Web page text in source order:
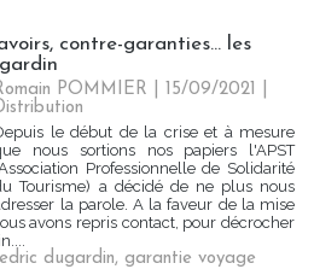
contre-garanties... les
POMMIER | 15/09/2021
le début de la crise et à mesure
nous sortions nos papiers l'APST
Professionnelle de Solidarité
Tourisme) a décidé de ne plus nous
la parole. A la faveur de la mise
avons repris contact, pour décrocher
dugardin, garantie voyage